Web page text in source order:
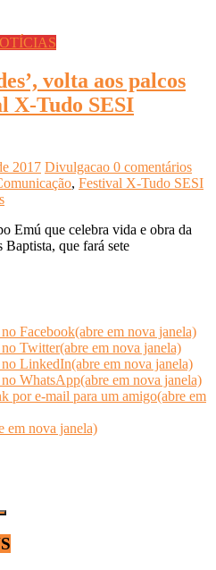
volta aos palcos
X-Tudo SESI
2017 Divulgacao 0 comentários
, Festival X-Tudo SESI
Emú que celebra vida e obra da
que fará sete
Facebook(abre em nova janela)
Twitter(abre em nova janela)
LinkedIn(abre em nova janela)
WhatsApp(abre em nova janela)
por e-mail para um amigo(abre em
em nova janela)